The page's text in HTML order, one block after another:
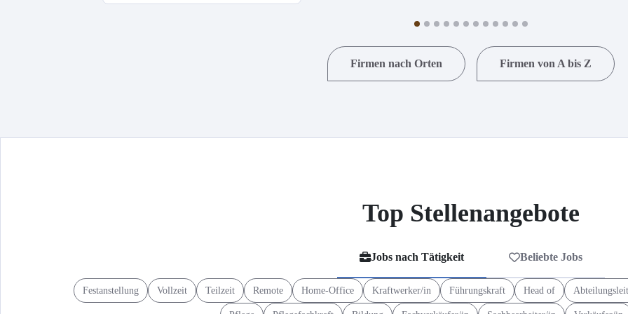
Firmen nach Orten Firmen von A bis Z
Top Stellenangebote
Jobs nach Tätigkeit Beliebte Jobs
Festanstellung Vollzeit Teilzeit Remote Home-Office Kraftwerker/in Führungskraft Head of